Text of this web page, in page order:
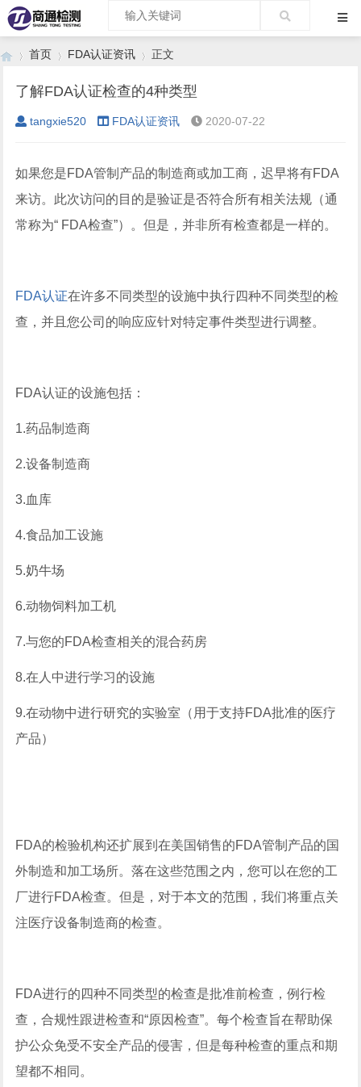
›
首页
›
FDA认证资讯
›
正文
了解FDA认证检查的4种类型
tangxie520 FDA认证资讯 2020-07-22
如果您是FDA管制产品的制造商或加工商，迟早将有FDA
来访。此次访问的目的是验证是否符合所有相关法规（通
常称为“ FDA检查”）。但是，并非所有检查都是一样的。
FDA认证在许多不同类型的设施中执行四种不同类型的检
查，并且您公司的响应应针对特定事件类型进行调整。
FDA认证的设施包括：
1.药品制造商
2.设备制造商
3.血库
4.食品加工设施
5.奶牛场
6.动物饲料加工机
7.与您的FDA检查相关的混合药房
8.在人中进行学习的设施
9.在动物中进行研究的实验室（用于支持FDA批准的医疗
产品）
FDA的检验机构还扩展到在美国销售的FDA管制产品的国
外制造和加工场所。落在这些范围之内，您可以在您的工
厂进行FDA检查。但是，对于本文的范围，我们将重点关
注医疗设备制造商的检查。
FDA进行的四种不同类型的检查是批准前检查，例行检
查，合规性跟进检查和“原因检查”。每个检查旨在帮助保
护公众免受不安全产品的侵害，但是每种检查的重点和期
望都不相同。